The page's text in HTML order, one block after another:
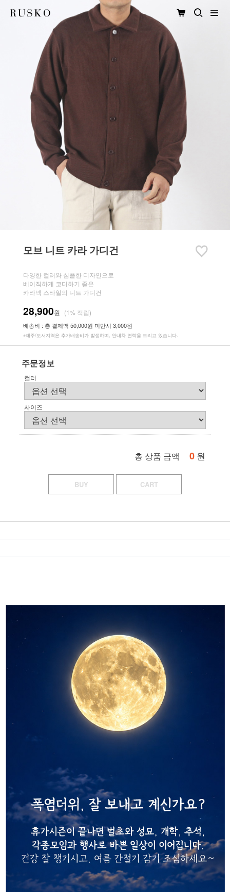
모브 니트 카라 가디건
다양한 컬러와 심플한 디자인으로
베이직하게 코디하기 좋은
카라넥 스타일의 니트 가디건
28,900원 (1% 적립)
배송비 : 총 결제액 50,000원 미만시 3,000원
※제주/도서지역은 추가배송비가 발생하며, 안내차 연락을 드리고 있습니다.
주문정보
컬러
사이즈
총 상품 금액 0 원
BUY CART